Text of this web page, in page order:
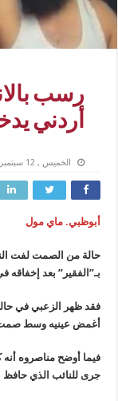
رسب
أردني
الخميس , 12 سبتمبر 2024
أبوظبي. ماي مول
حالة من الصمت لفت
بـ”الفقير” بعد إخفاقه
فقد ظهر الزعبي في
أغمض عينيه وسط
فيما أوضح مناصروه
جرى للنائب الذي